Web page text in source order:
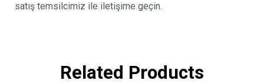
satış temsilcimiz ile iletişime geçin.
Related Products